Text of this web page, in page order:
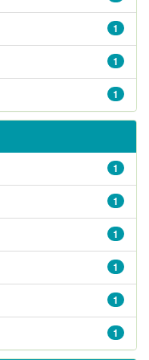
1
1
1
1
1
1
1
1
1